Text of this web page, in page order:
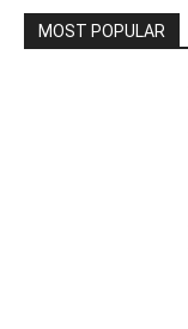
MOST POPULAR